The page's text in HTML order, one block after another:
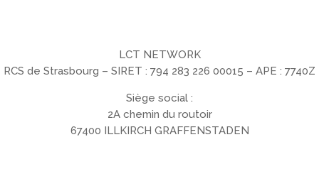
LCT NETWORK
RCS de Strasbourg – SIRET : 794 283 226 00015 – APE : 7740Z
Siège social :
2A chemin du routoir
67400 ILLKIRCH GRAFFENSTADEN